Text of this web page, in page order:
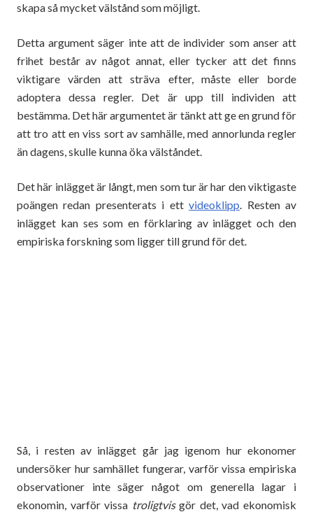
skapa så mycket välstånd som möjligt.
Detta argument säger inte att de individer som anser att
frihet består av något annat, eller tycker att det finns
viktigare värden att sträva efter, måste eller borde
adoptera dessa regler. Det är upp till individen att
bestämma. Det här argumentet är tänkt att ge en grund för
att tro att en viss sort av samhälle, med annorlunda regler
än dagens, skulle kunna öka välståndet.
Det här inlägget är långt, men som tur är har den viktigaste
poängen redan presenterats i ettvideoklipp. Resten av
inlägget kan ses som en förklaring av inlägget och den
empiriska forskning som ligger till grund för det.
Så, i resten av inlägget går jag igenom hur ekonomer
undersöker hur samhället fungerar, varför vissa empiriska
observationer inte säger något om generella lagar i
ekonomin, varför vissa troligtvisgör det, vad ekonomisk